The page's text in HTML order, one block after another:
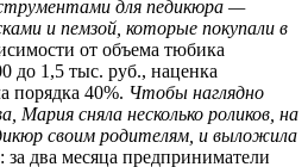
для педикюра —
и пемзой, которые покупали в
от объема тюбика
до 1,5 тыс. руб., наценка
порядка 40%. Чтобы наглядно
Мария сняла несколько роликов, на
своим родителям, и выложила
за два месяца предприниматели